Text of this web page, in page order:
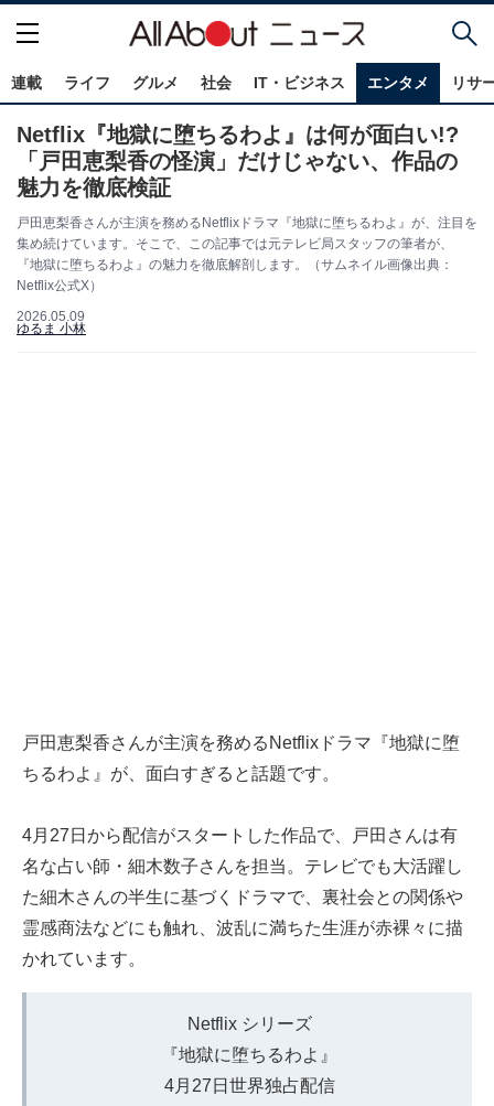
連載 ライフ グルメ 社会 IT・ビジネス エンタメ リサ
Netflix『地獄に堕ちるわよ』は何が面白い!?
「戸田恵梨香の怪演」だけじゃない、作品の
魅力を徹底検証
戸田恵梨香さんが主演を務めるNetflixドラマ『地獄に堕ちるわよ』が、注目を
集め続けています。そこで、この記事では元テレビ局スタッフの筆者が、
『地獄に堕ちるわよ』の魅力を徹底解剖します。（サムネイル画像出典：
Netflix公式X）
2026.05.09
ゆるま 小林
戸田恵梨香さんが主演を務めるNetflixドラマ『地獄に堕
ちるわよ』が、面白すぎると話題です。
4月27日から配信がスタートした作品で、戸田さんは有
名な占い師・細木数子さんを担当。テレビでも大活躍し
た細木さんの半生に基づくドラマで、裏社会との関係や
霊感商法などにも触れ、波乱に満ちた生涯が赤裸々に描
かれています。
Netflix シリーズ
『地獄に堕ちるわよ』
4月27日世界独占配信